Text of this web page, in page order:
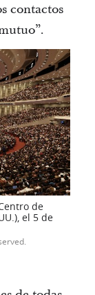
contactos
de
el 5 de